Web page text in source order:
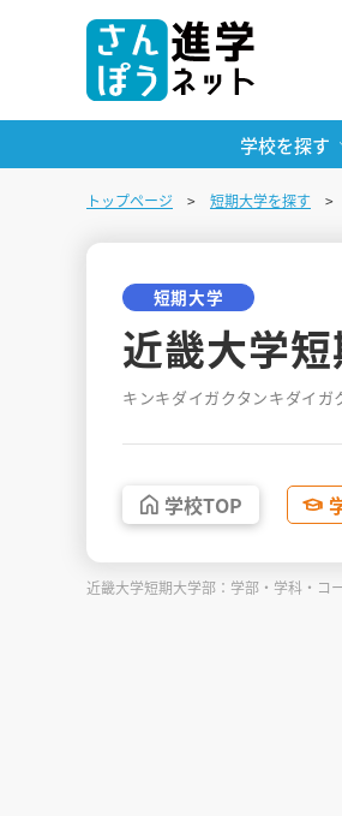
学校を探す
トップページ 短期大学を探す
短期大学
近畿大学
キンキダイガクタンキダイガ
学校TOP
近畿大学短期大学部：学部・学科・コ